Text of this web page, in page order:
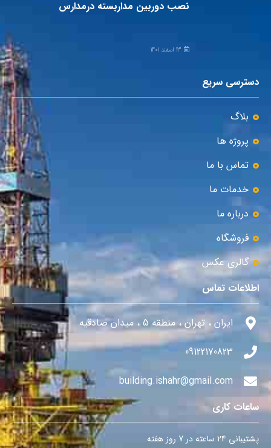
نصب دوربین مداربسته درمدارس
13 اسفند 1401
دسترسی سریع
بلاگ
پروژه ها
تماس با ما
خدمات ما
درباره ما
فروشگاه
گالری عکس
اطلاعات تماس
ایران ، تهران ، منطقه 5 ، میدان صادقیه
09122170823
building.ishahr@gmail.com
ساعات کاری
پشتیبانی 24 ساعته در 7 روز هفته